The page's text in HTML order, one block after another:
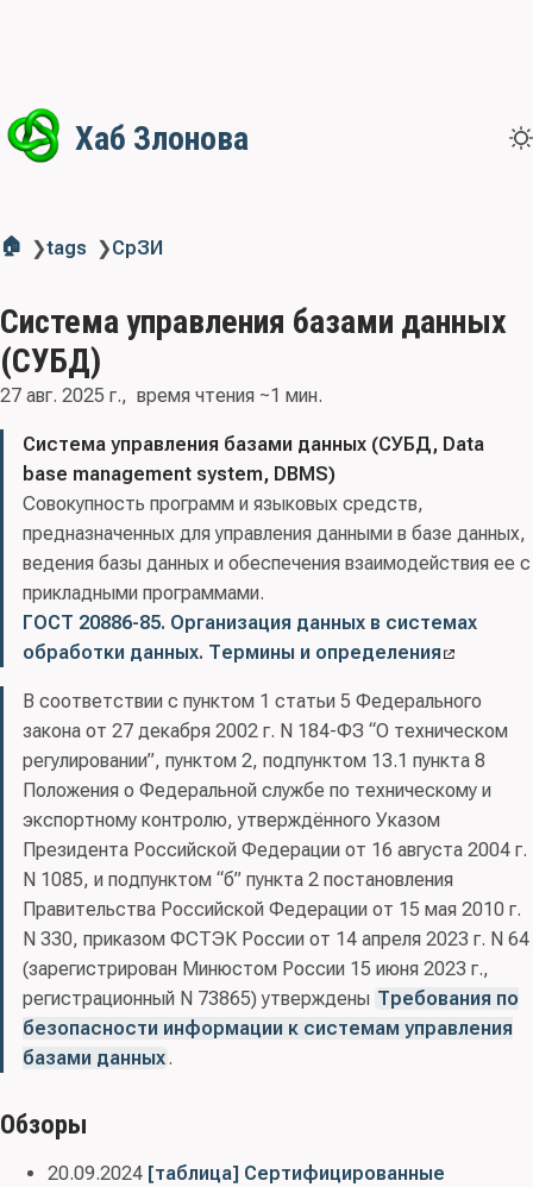
Хаб Злонова
🏠 ❯tags ❯СрЗИ
Система управления базами данных
(СУБД)
27 авг. 2025 г. время чтения ~1 мин.
Система управления базами данных (СУБД, Data
base management system, DBMS)
Совокупность программ и языковых средств,
предназначенных для управления данными в базе данных,
ведения базы данных и обеспечения взаимодействия ее с
прикладными программами.
ГОСТ 20886-85. Организация данных в системах
обработки данных. Термины и определения
В соответствии с пунктом 1 статьи 5 Федерального
закона от 27 декабря 2002 г. N 184-ФЗ “О техническом
регулировании”, пунктом 2, подпунктом 13.1 пункта 8
Положения о Федеральной службе по техническому и
экспортному контролю, утверждённого Указом
Президента Российской Федерации от 16 августа 2004 г.
N 1085, и подпунктом “б” пункта 2 постановления
Правительства Российской Федерации от 15 мая 2010 г.
N 330, приказом ФСТЭК России от 14 апреля 2023 г. N 64
(зарегистрирован Минюстом России 15 июня 2023 г.,
регистрационный N 73865) утверждены Требования по
безопасности информации к системам управления
базами данных.
Обзоры
20.09.2024 [таблица] Сертифицированные